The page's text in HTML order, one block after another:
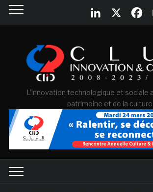
L'innovation technologique et sociale
patrimoine et de la culture